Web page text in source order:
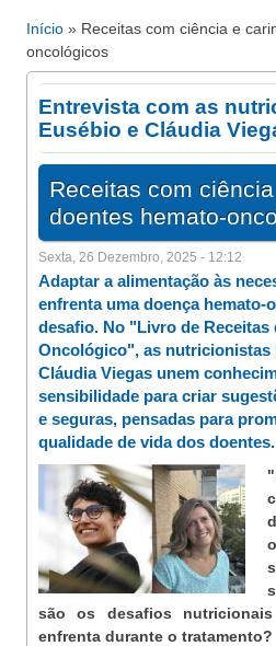
Está aqui
Início » Receitas com ciência e
oncológicos
Entrevista com as
Eusébio e Cláudia
Receitas com
doentes hemato-
Sexta, 26 Dezembro, 2025 - 12:12
Adaptar a alimentação às
enfrenta uma doença hemato-
desafio. No "Livro de Receitas
Oncológico", as nutricionistas
Cláudia Viegas unem
sensibilidade para criar
e seguras, pensadas para
qualidade de vida dos doentes.
são os desafios
enfrenta durante o tratamento?